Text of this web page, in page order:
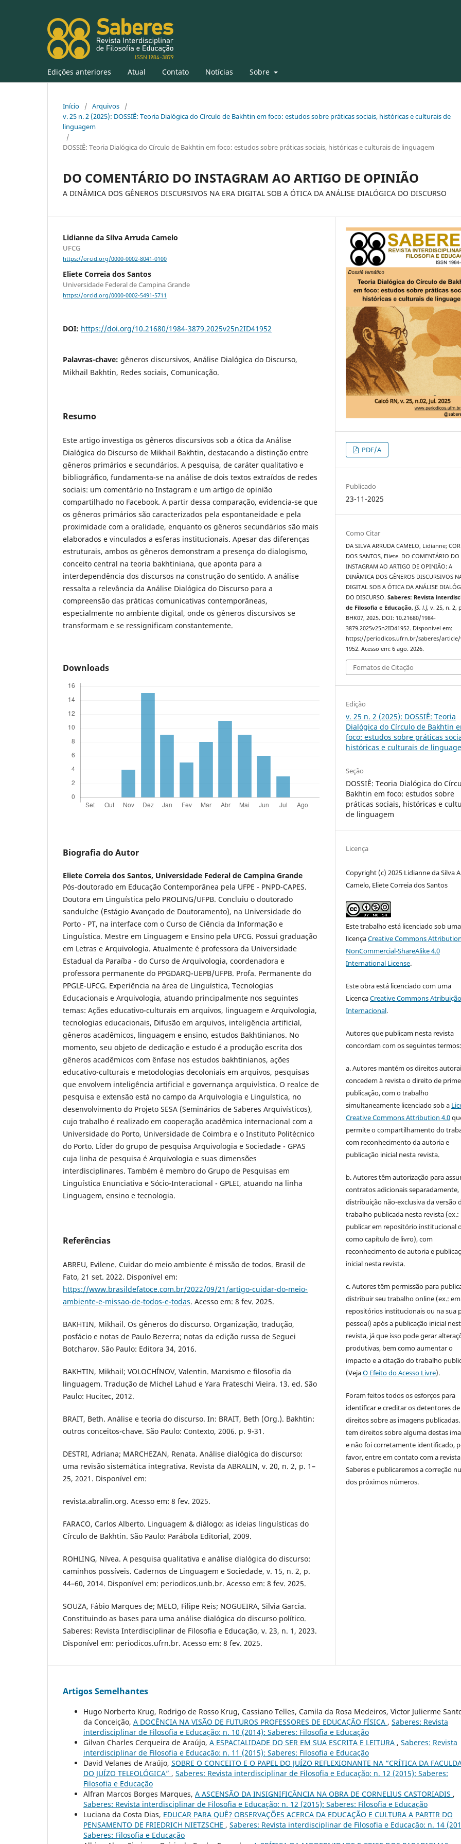
Edições anteriores Atual Contato Notícias Sobre
Início / Arquivos
/
v. 25 n. 2 (2025): DOSSIÊ: Teoria Dialógica do Círculo de Bakhtin em foco: estudos sobre práticas sociais, históricas e culturais de
linguagem
/
DOSSIÊ: Teoria Dialógica do Círculo de Bakhtin em foco: estudos sobre práticas sociais, históricas e culturais de linguagem
DO COMENTÁRIO DO INSTAGRAM AO ARTIGO DE OPINIÃO
A DINÂMICA DOS GÊNEROS DISCURSIVOS NA ERA DIGITAL SOB A ÓTICA DA ANÁLISE DIALÓGICA DO DISCURSO
Lidianne da Silva Arruda Camelo
UFCG
https://orcid.org/0000-0002-8041-0100
Eliete Correia dos Santos
Universidade Federal de Campina Grande
https://orcid.org/0000-0002-5491-5711
DOI: https://doi.org/10.21680/1984-3879.2025v25n2ID41952
Palavras-chave: gêneros discursivos, Análise Dialógica do Discurso,
Mikhail Bakhtin, Redes sociais, Comunicação.
Resumo
Este artigo investiga os gêneros discursivos sob a ótica da Análise
Dialógica do Discurso de Mikhail Bakhtin, destacando a distinção entre
gêneros primários e secundários. A pesquisa, de caráter qualitativo e
bibliográfico, fundamenta-se na análise de dois textos extraídos de redes
sociais: um comentário no Instagram e um artigo de opinião
compartilhado no Facebook. A partir dessa comparação, evidencia-se que
os gêneros primários são caracterizados pela espontaneidade e pela
proximidade com a oralidade, enquanto os gêneros secundários são mais
elaborados e vinculados a esferas institucionais. Apesar das diferenças
estruturais, ambos os gêneros demonstram a presença do dialogismo,
conceito central na teoria bakhtiniana, que aponta para a
interdependência dos discursos na construção do sentido. A análise
ressalta a relevância da Análise Dialógica do Discurso para a
compreensão das práticas comunicativas contemporâneas,
especialmente no ambiente digital, onde os gêneros discursivos se
transformam e se ressignificam constantemente.
Downloads
Biografia do Autor
Eliete Correia dos Santos, Universidade Federal de Campina Grande
Pós-doutorado em Educação Contemporânea pela UFPE - PNPD-CAPES.
Doutora em Linguística pelo PROLING/UFPB. Concluiu o doutorado
sanduíche (Estágio Avançado de Doutoramento), na Universidade do
Porto - PT, na interface com o Curso de Ciência da Informação e
Linguística. Mestre em Linguagem e Ensino pela UFCG. Possui graduação
em Letras e Arquivologia. Atualmente é professora da Universidade
Estadual da Paraíba - do Curso de Arquivologia, coordenadora e
professora permanente do PPGDARQ-UEPB/UFPB. Profa. Permanente do
PPGLE-UFCG. Experiência na área de Linguística, Tecnologias
Educacionais e Arquivologia, atuando principalmente nos seguintes
temas: Ações educativo-culturais em arquivos, linguagem e Arquivologia,
tecnologias educacionais, Difusão em arquivos, inteligência artificial,
gêneros acadêmicos, linguagem e ensino, estudos Bakhtinianos. No
momento, seu objeto de dedicação e estudo é a produção escrita dos
gêneros acadêmicos com ênfase nos estudos bakhtinianos, ações
educativo-culturais e metodologias decoloniais em arquivos, pesquisas
que envolvem inteligência artificial e governança arquivística. O realce de
pesquisa e extensão está no campo da Arquivologia e Linguística, no
desenvolvimento do Projeto SESA (Seminários de Saberes Arquivísticos),
cujo trabalho é realizado em cooperação acadêmica internacional com a
Universidade do Porto, Universidade de Coimbra e o Instituto Politécnico
do Porto. Líder do grupo de pesquisa Arquivologia e Sociedade - GPAS
cuja linha de pesquisa é Arquivologia e suas dimensões
interdisciplinares. Também é membro do Grupo de Pesquisas em
Linguística Enunciativa e Sócio-Interacional - GPLEI, atuando na linha
Linguagem, ensino e tecnologia.
Referências
ABREU, Evilene. Cuidar do meio ambiente é missão de todos. Brasil de
Fato, 21 set. 2022. Disponível em:
https://www.brasildefatoce.com.br/2022/09/21/artigo-cuidar-do-meio-
ambiente-e-missao-de-todos-e-todas. Acesso em: 8 fev. 2025.
BAKHTIN, Mikhail. Os gêneros do discurso. Organização, tradução,
posfácio e notas de Paulo Bezerra; notas da edição russa de Seguei
Botcharov. São Paulo: Editora 34, 2016.
BAKHTIN, Mikhail; VOLOCHÍNOV, Valentin. Marxismo e filosofia da
linguagem. Tradução de Michel Lahud e Yara Frateschi Vieira. 13. ed. São
Paulo: Hucitec, 2012.
BRAIT, Beth. Análise e teoria do discurso. In: BRAIT, Beth (Org.). Bakhtin:
outros conceitos-chave. São Paulo: Contexto, 2006. p. 9-31.
DESTRI, Adriana; MARCHEZAN, Renata. Análise dialógica do discurso:
uma revisão sistemática integrativa. Revista da ABRALIN, v. 20, n. 2, p. 1–
25, 2021. Disponível em:
revista.abralin.org. Acesso em: 8 fev. 2025.
FARACO, Carlos Alberto. Linguagem & diálogo: as ideias linguísticas do
Círculo de Bakhtin. São Paulo: Parábola Editorial, 2009.
ROHLING, Nívea. A pesquisa qualitativa e análise dialógica do discurso:
caminhos possíveis. Cadernos de Linguagem e Sociedade, v. 15, n. 2, p.
44–60, 2014. Disponível em: periodicos.unb.br. Acesso em: 8 fev. 2025.
SOUZA, Fábio Marques de; MELO, Filipe Reis; NOGUEIRA, Silvia Garcia.
Constituindo as bases para uma análise dialógica do discurso político.
Saberes: Revista Interdisciplinar de Filosofia e Educação, v. 23, n. 1, 2023.
Disponível em: periodicos.ufrn.br. Acesso em: 8 fev. 2025.
PDF/A
Publicado
23-11-2025
Como Citar
DA SILVA ARRUDA CAMELO, Lidianne;
DOS SANTOS, Eliete. DO COMENTÁRIO DO
INSTAGRAM AO ARTIGO DE OPINIÃO: A
DINÂMICA DOS GÊNEROS DISCURSIVOS
DIGITAL SOB A ÓTICA DA ANÁLISE
DO DISCURSO.Saberes: Revista
de Filosofia e Educação,[S. l.], v. 25, n. 2,
BHK07, 2025. DOI: 10.21680/1984-
3879.2025v25n2ID41952. Disponível em:
https://periodicos.ufrn.br/saberes/
1952. Acesso em: 6 ago. 2026.
Fomatos de Citação
Edição
v. 25 n. 2 (2025): DOSSIÊ: Teoria
Dialógica do Círculo de Bakhtin
foco: estudos sobre práticas
históricas e culturais de
Seção
DOSSIÊ: Teoria Dialógica do
Bakhtin em foco: estudos sobre
práticas sociais, históricas e
de linguagem
Licença
Copyright (c) 2025 Lidianne da Silva
Camelo, Eliete Correia dos Santos
Este trabalho está licenciado sob uma
licençaCreative Commons
NonCommercial-ShareAlike 4.0
International License.
Este obra está licenciado com uma
LicençaCreative Commons
Internacional.
Autores que publicam nesta revista
concordam com os seguintes termos:
a. Autores mantém os direitos
concedem à revista o direito de
publicação, com o trabalho
simultaneamente licenciado sob a
Creative Commons Attribution 4.0
permite o compartilhamento do
com reconhecimento da autoria e
publicação inicial nesta revista.
b. Autores têm autorização para
contratos adicionais separadamente,
distribuição não-exclusiva da versão
trabalho publicada nesta revista (ex.:
publicar em repositório institucional
como capítulo de livro), com
reconhecimento de autoria e
inicial nesta revista.
c. Autores têm permissão para
distribuir seu trabalho online (ex.: em
repositórios institucionais ou na sua
pessoal) após a publicação inicial
revista, já que isso pode gerar
produtivas, bem como aumentar o
impacto e a citação do trabalho
(VejaO Efeito do Acesso Livre).
Foram feitos todos os esforços para
identificar e creditar os detentores de
direitos sobre as imagens publicadas.
tem direitos sobre alguma destas
e não foi corretamente identificado,
favor, entre em contato com a revista
Saberes e publicaremos a correção
dos próximos números.
Artigos Semelhantes
Hugo Norberto Krug, Rodrigo de Rosso Krug, Cassiano Telles, Camila da Rosa Medeiros, Victor Julierme
da Conceição, A DOCÊNCIA NA VISÃO DE FUTUROS PROFESSORES DE EDUCAÇÃO FÍSICA , Saberes: Revista
interdisciplinar de Filosofia e Educação: n. 10 (2014): Saberes: Filosofia e Educação
Gilvan Charles Cerqueira de Araújo, A ESPACIALIDADE DO SER EM SUA ESCRITA E LEITURA , Saberes: Revista
interdisciplinar de Filosofia e Educação: n. 11 (2015): Saberes: Filosofia e Educação
David Velanes de Araújo, SOBRE O CONCEITO E O PAPEL DO JUÍZO REFLEXIONANTE NA “CRÍTICA DA
DO JUÍZO TELEOLÓGICA” , Saberes: Revista interdisciplinar de Filosofia e Educação: n. 12 (2015): Saberes:
Filosofia e Educação
Alfran Marcos Borges Marques, A ASCENSÃO DA INSIGNIFICÂNCIA NA OBRA DE CORNELIUS CASTORIADIS ,
Saberes: Revista interdisciplinar de Filosofia e Educação: n. 12 (2015): Saberes: Filosofia e Educação
Luciana da Costa Dias, EDUCAR PARA QUÊ? OBSERVAÇÕES ACERCA DA EDUCAÇÃO E CULTURA A PARTIR DO
PENSAMENTO DE FRIEDRICH NIETZSCHE , Saberes: Revista interdisciplinar de Filosofia e Educação: n. 14
Saberes: Filosofia e Educação